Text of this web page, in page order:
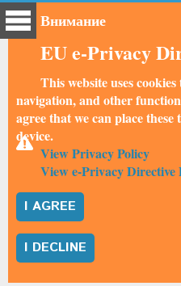
Внимание
EU e-Privacy
This website uses
navigation, and other
agree that we can place
device.
View Privacy Policy
View e-Privacy Directive
I AGREE
I DECLINE